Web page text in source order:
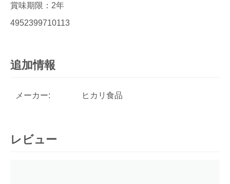
賞味期限：2年
4952399710113
追加情報
メーカー: ヒカリ食品
レビュー